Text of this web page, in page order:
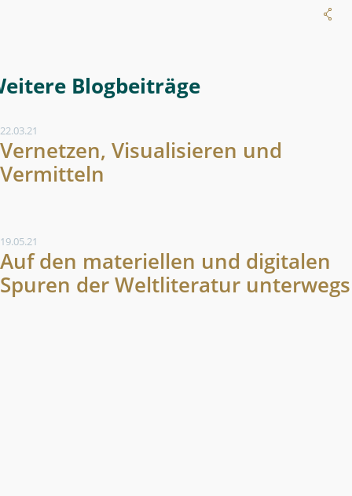
Weitere Blogeintrag
22.03.21
Vernetzen, Visualisieren und
Vermitteln
19.05.21
Auf den materiellen und digitalen
Spuren der Weltliteratur unterwegs